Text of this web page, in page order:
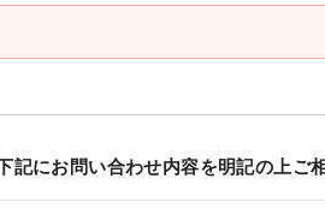
にお問い合わせ内容を明記の上ご